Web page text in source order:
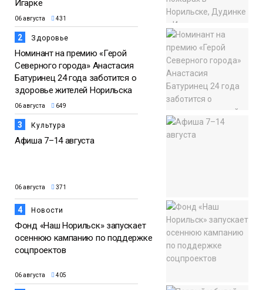
Игарке
06 августа 431
2 Здоровье
Номинант на премию «Герой
Северного города» Анастасия
Батуринец 24 года заботится о
здоровье жителей Норильска
06 августа 649
3 Культура
Афиша 7–14 августа
06 августа 371
4 Новости
Фонд «Наш Норильск» запускает
осеннюю кампанию по поддержке
соцпроектов
06 августа 405